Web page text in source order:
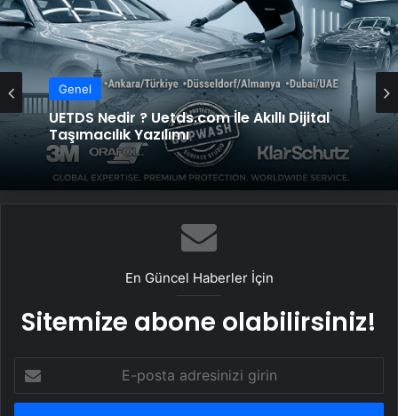
Genel
Taşımacılık Yazılımı
Genel
Kompresör Kafası Değişimi mi Yeni
Sistem mi? İşletmeniz İçin En İyi Karar
En Güncel Haberler İçin
Sitemize abone olabilirsiniz!
posta
adresinizi